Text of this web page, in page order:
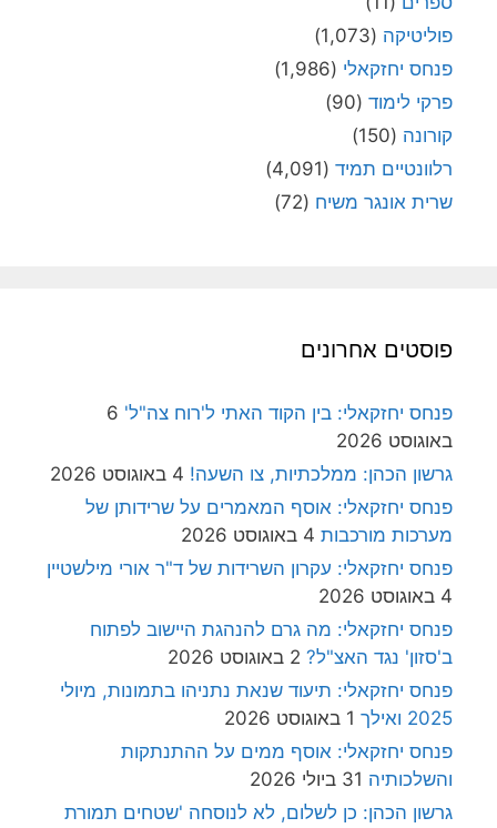
פוליטיקה (1,073)
פנחס יחזקאלי (1,986)
פרקי לימוד (90)
קורונה (150)
רלוונטיים תמיד (4,091)
שרית אונגר משיח (72)
פוסטים אחרונים
פנחס יחזקאלי: בין הקוד האתי ל'רוח צה"ל' 6
באוגוסט 2026
גרשון הכהן: ממלכתיות, צו השעה! 4 באוגוסט 2026
פנחס יחזקאלי: אוסף המאמרים על שרידותן של
מערכות מורכבות 4 באוגוסט 2026
פנחס יחזקאלי: עקרון השרידות של ד"ר אורי מילשטיין
4 באוגוסט 2026
פנחס יחזקאלי: מה גרם להנהגת היישוב לפתוח
ב'סזון' נגד האצ"ל? 2 באוגוסט 2026
פנחס יחזקאלי: תיעוד שנאת נתניהו בתמונות, מיולי
2025 ואילך
1 באוגוסט 2026
פנחס יחזקאלי: אוסף ממים על ההתנתקות
והשלכותיה 31 ביולי 2026
גרשון הכהן: כן לשלום, לא לנוסחה 'שטחים תמורת